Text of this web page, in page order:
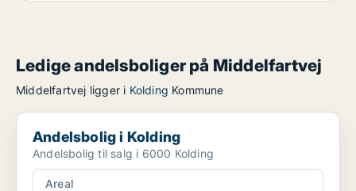
Ledige andelsboliger på Middelfartvej
Middelfartvej ligger i Kolding Kommune
Andelsbolig i Kolding
Andelsbolig i Kolding
Andelsbolig til salg i 6000 Kolding
Areal